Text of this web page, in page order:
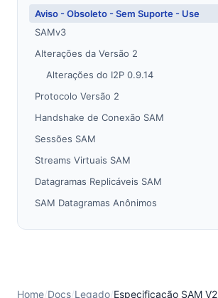
Aviso - Obsoleto - Sem Suporte - Use
SAMv3
Alterações da Versão 2
Alterações do I2P 0.9.14
Protocolo Versão 2
Handshake de Conexão SAM
Sessões SAM
Streams Virtuais SAM
Datagramas Replicáveis SAM
SAM Datagramas Anônimos
Notas sobre Base 64
Home/Docs/Legado/Especificação SAM V2